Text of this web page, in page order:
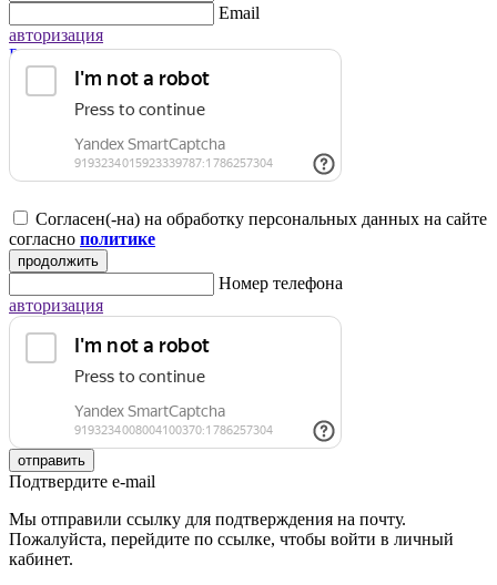
Email
авторизация
Регистрация для юридических лиц
Согласен(-на) на обработку персональных данных на сайте
согласно политике
продолжить
Номер телефона
авторизация
отправить
Подтвердите e-mail
Мы отправили ссылку для подтверждения на почту.
Пожалуйста, перейдите по ссылке, чтобы войти в личный
кабинет.